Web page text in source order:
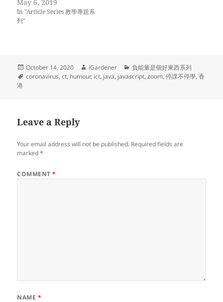
May 6, 2019
In "Article Series 教學專題系
列"
Posted
on
October 14, 2020 Author
iGardener Categories
負能量是個好東西系列
Tags
coronavirus,ct, humour, ict, java, javascript,zoom,停課不停學,香
港
Leave a Reply
Your email address will not be published. Required fields are
marked*
COMMENT*
NAME *